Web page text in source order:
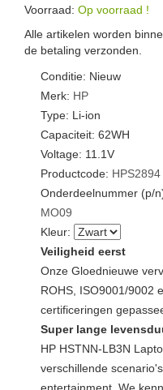
Voorraad: Op voorraad !
Alle artikelen worden
de betaling verzonden.
Conditie: Nieuw
Merk: HP
Type: Li-ion
Capaciteit: 62WH
Voltage: 11.1V
Productcode: HPS2894
Onderdeelnummer (p/
MO09
Kleur:
Veiligheid eerst
Onze Gloednieuwe
ROHS, ISO9001/9002
certificeringen
Super lange
HP HSTNN-LB3N
verschillende